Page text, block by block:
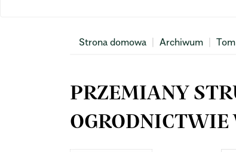
Strona domowa Archiwum
PRZEMIANY
OGRODNICTWIE